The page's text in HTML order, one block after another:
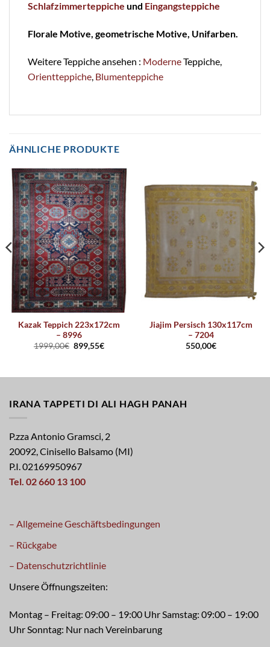
Schlafzimmerteppiche und Eingangsteppiche
Florale Motive, geometrische Motive, Unifarben.
Weitere Teppiche ansehen : ModerneTeppiche,
Orientteppiche Blumenteppiche
ÄHNLICHE PRODUKTE
Kazak Teppich 223x172cm
– 8996
1999,00€ 899,55€
Jiajim Persisch 130x117cm
– 7204
550,00€
IRANA TAPPETI DI ALI HAGH PANAH
P.zza Antonio Gramsci, 2
20092, Cinisello Balsamo (MI)
P.I. 02169950967
Tel. 02 660 13 100
– Allgemeine Geschäftsbedingungen
– Rückgabe
– Datenschutzrichtlinie
Unsere Öffnungszeiten:
Montag – Freitag: 09:00 – 19:00 Uhr Samstag: 09:00 – 19:00
Uhr Sonntag: Nur nach Vereinbarung